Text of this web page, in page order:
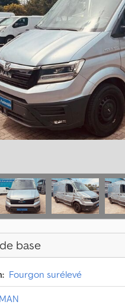
base
Fourgon surélevé
MAN